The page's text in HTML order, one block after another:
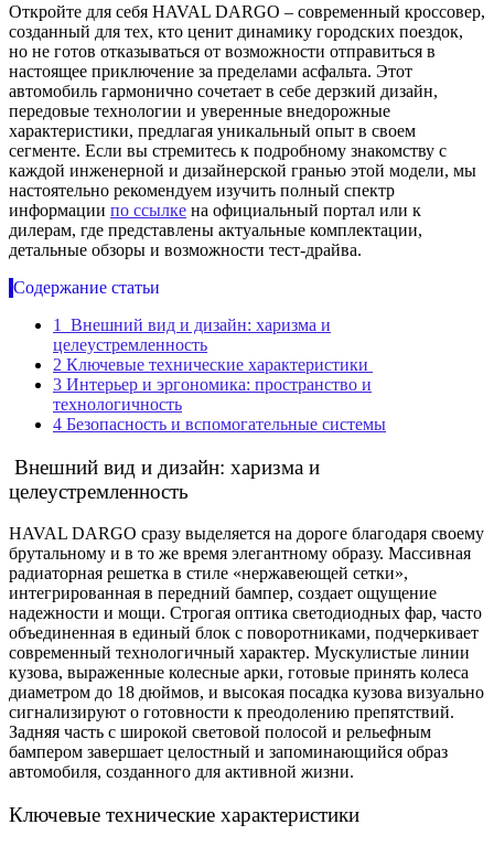
Откройте для себя HAVAL DARGO – современный кроссовер,
созданный для тех, кто ценит динамику городских поездок,
но не готов отказываться от возможности отправиться в
настоящее приключение за пределами асфальта. Этот
автомобиль гармонично сочетает в себе дерзкий дизайн,
передовые технологии и уверенные внедорожные
характеристики, предлагая уникальный опыт в своем
сегменте. Если вы стремитесь к подробному знакомству с
каждой инженерной и дизайнерской гранью этой модели, мы
настоятельно рекомендуем изучить полный спектр
информации по ссылке на официальный портал или к
дилерам, где представлены актуальные комплектации,
детальные обзоры и возможности тест-драйва.
Содержание статьи
1
Внешний вид и дизайн: харизма и
целеустремленность
2 Ключевые технические характеристики
3 Интерьер и эргономика: пространство и
технологичность
4 Безопасность и вспомогательные системы
Внешний вид и дизайн: харизма и
целеустремленность
HAVAL DARGO сразу выделяется на дороге благодаря своему
брутальному и в то же время элегантному образу. Массивная
радиаторная решетка в стиле «нержавеющей сетки»,
интегрированная в передний бампер, создает ощущение
надежности и мощи. Строгая оптика светодиодных фар, часто
объединенная в единый блок с поворотниками, подчеркивает
современный технологичный характер. Мускулистые линии
кузова, выраженные колесные арки, готовые принять колеса
диаметром до 18 дюймов, и высокая посадка кузова визуально
сигнализируют о готовности к преодолению препятствий.
Задняя часть с широкой световой полосой и рельефным
бампером завершает целостный и запоминающийся образ
автомобиля, созданного для активной жизни.
Ключевые технические характеристики